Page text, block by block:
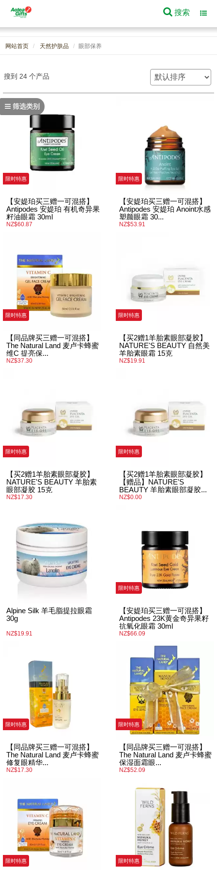
搜索
网站首页 天然护肤品 眼部保养
筛选类别
搜到 24 个产品
限时特惠
【安媞珀买三赠一可混搭】
Antipodes 安媞珀 有机奇异果
籽油眼霜 30ml
NZ$60.87
限时特惠
【安媞珀买三赠一可混搭】
Antipodes 安媞珀 Anoint水感
塑颜眼霜 30...
NZ$53.91
限时特惠
【同品牌买三赠一可混搭】
The Natural Land 麦卢卡蜂蜜
维C 提亮保...
NZ$37.30
限时特惠
【买2赠1羊胎素眼部凝胶】
NATURE'S BEAUTY 自然美
羊胎素眼霜 15克
NZ$19.91
限时特惠
【买2赠1羊胎素眼部凝胶】
NATURE'S BEAUTY 羊胎素
眼部凝胶 15克
NZ$17.30
限时特惠
【买2赠1羊胎素眼部凝胶】
【赠品】NATURE'S
BEAUTY 羊胎素眼部凝胶...
NZ$0.00
Alpine Silk 羊毛脂提拉眼霜
30g
NZ$19.91
限时特惠
【安媞珀买三赠一可混搭】
Antipodes 23K黄金奇异果籽
抗氧化眼霜 30ml
NZ$66.09
限时特惠
【同品牌买三赠一可混搭】
The Natural Land 麦卢卡蜂蜜
修复眼精华...
NZ$17.30
限时特惠
【同品牌买三赠一可混搭】
The Natural Land 麦卢卡蜂蜜
保湿面霜眼...
NZ$52.09
限时特惠 限时特惠